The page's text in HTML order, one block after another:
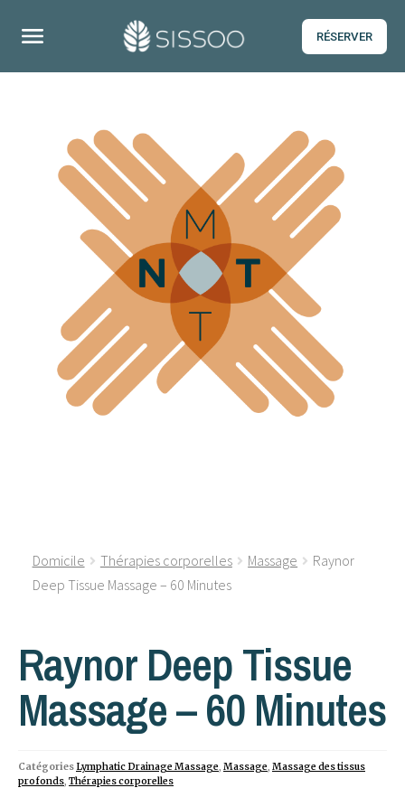
RÉSERVER
Domicile Thérapies corporelles Massage
Raynor
Deep Tissue Massage – 60 Minutes
Raynor Deep Tissue
Massage – 60 Minutes
Catégories Lymphatic Drainage Massage, Massage, Massage des tissus
profonds, Thérapies corporelles